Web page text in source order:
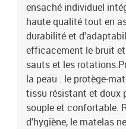
ensaché individuel
haute qualité tout en
durabilité et
efficacement le bruit
sauts et les
la peau : le protège-
tissu résistant et doux
souple et confortable.
d'hygiène, le matelas